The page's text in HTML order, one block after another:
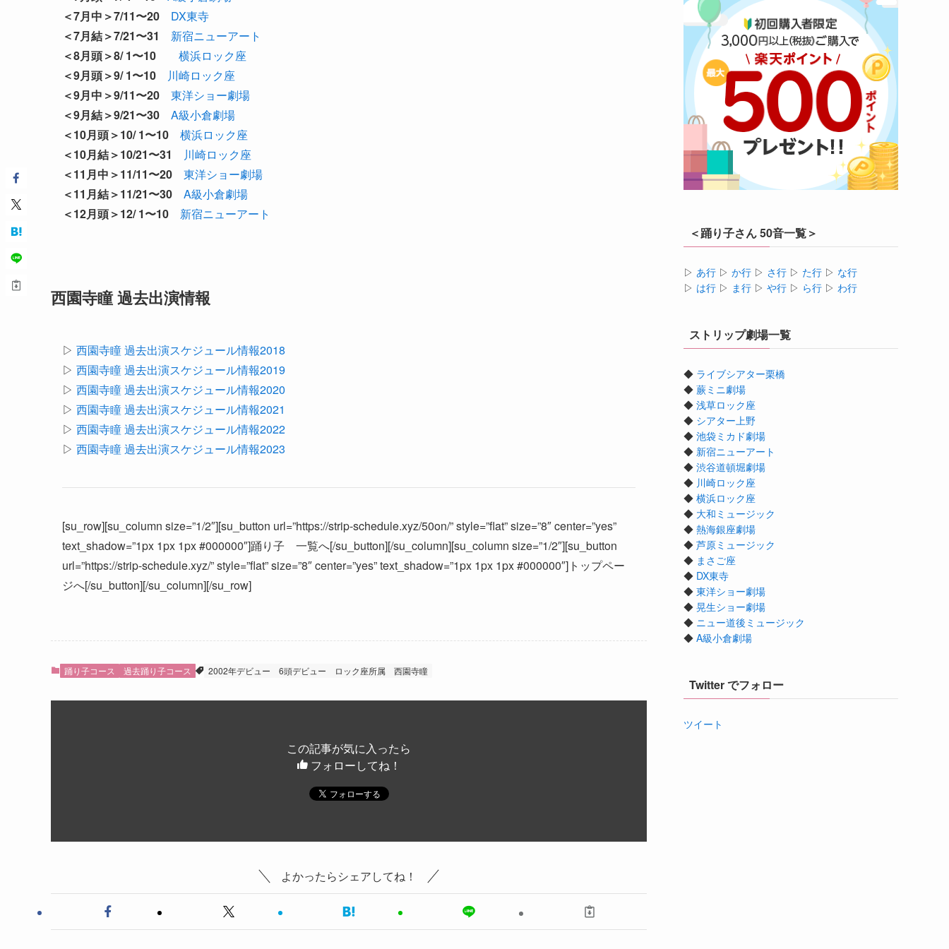
＜7月中＞7/11〜20
DX東寺
＜7月結＞7/21〜31
新宿ニューアート
＜8月頭＞8/ 1〜10
横浜ロック座
＜9月頭＞9/ 1〜10
川崎ロック座
＜9月中＞9/11〜20
東洋ショー劇場
＜9月結＞9/21〜30
A級小倉劇場
＜10月頭＞10/ 1〜10
横浜ロック座
＜10月結＞10/21〜31
川崎ロック座
＜11月中＞11/11〜20
東洋ショー劇場
＜11月結＞11/21〜30
A級小倉劇場
＜12月頭＞12/ 1〜10
新宿ニューアート
西園寺瞳 過去出演情報
▷ 西園寺瞳 過去出演スケジュール情報2018
▷ 西園寺瞳 過去出演スケジュール情報2019
▷ 西園寺瞳 過去出演スケジュール情報2020
▷ 西園寺瞳 過去出演スケジュール情報2021
▷ 西園寺瞳 過去出演スケジュール情報2022
▷ 西園寺瞳 過去出演スケジュール情報2023
[su_row][su_column size=”1/2″][su_button url=”https://strip-schedule.xyz/50on/” style=”flat” size=”8″ center=”yes”
text_shadow=”1px 1px 1px #000000″]踊り子 一覧へ[/su_button][/su_column][su_column size=”1/2″][su_button
url=”https://strip-schedule.xyz/” style=”flat” size=”8″ center=”yes” text_shadow=”1px 1px 1px #000000″]トップペー
ジへ[/su_button][/su_column][/su_row]
踊り子コース 過去踊り子コース 2002年デビュー 6頭デビュー ロック座所属 西園寺瞳
この記事が気に入ったら
フォローしてね！
よかったらシェアしてね！
＜踊り子さん 50音一覧＞
▷ あ行 ▷ か行 ▷ さ行 ▷ た行 ▷ な行
▷ は行 ▷ ま行 ▷ や行 ▷ ら行 ▷ わ行
ストリップ劇場一覧
◆ ライブシアター栗橋
◆ 蕨ミニ劇場
◆ 浅草ロック座
◆ シアター上野
◆ 池袋ミカド劇場
◆ 新宿ニューアート
◆ 渋谷道頓堀劇場
◆ 川崎ロック座
◆ 横浜ロック座
◆ 大和ミュージック
◆ 熱海銀座劇場
◆ 芦原ミュージック
◆ まさご座
◆ DX東寺
◆ 東洋ショー劇場
◆ 晃生ショー劇場
◆ ニュー道後ミュージック
◆ A級小倉劇場
Twitter でフォロー
ツイート